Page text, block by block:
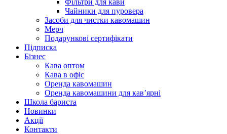
Фільтри для кави
Чайники для пуровера
Засоби для чистки кавомашин
Мерч
Подарункові сертифікати
Підписка
Бізнес
Кава оптом
Кава в офіс
Оренда кавомашин
Оренда кавомашини для кав’ярні
Школа бариста
Новинки
Акції
Контакти